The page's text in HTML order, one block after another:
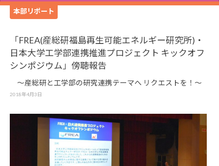
本部リポート
「FREA(産総研福島再生可能エネルギー研究所)・
日本大学工学部連携推進プロジェクト キックオフ
シンポジウム」傍聴報告
～産総研と工学部の研究連携テーマへ リクエストを！～
2018年4月3日